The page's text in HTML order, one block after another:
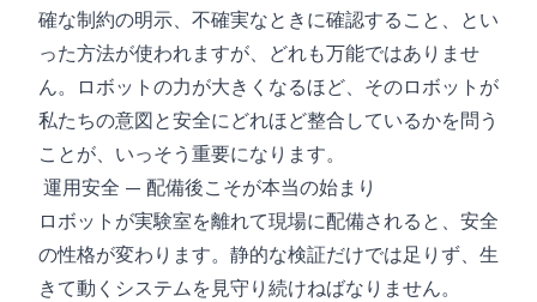
確な制約の明示、不確実なときに確認すること、とい
った方法が使われますが、どれも万能ではありませ
ん。ロボットの力が大きくなるほど、そのロボットが
私たちの意図と安全にどれほど整合しているかを問う
ことが、いっそう重要になります。
運用安全 — 配備後こそが本当の始まり
ロボットが実験室を離れて現場に配備されると、安全
の性格が変わります。静的な検証だけでは足りず、生
きて動くシステムを見守り続けねばなりません。